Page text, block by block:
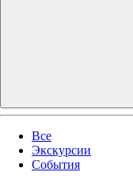
Все
Экскурсии
События